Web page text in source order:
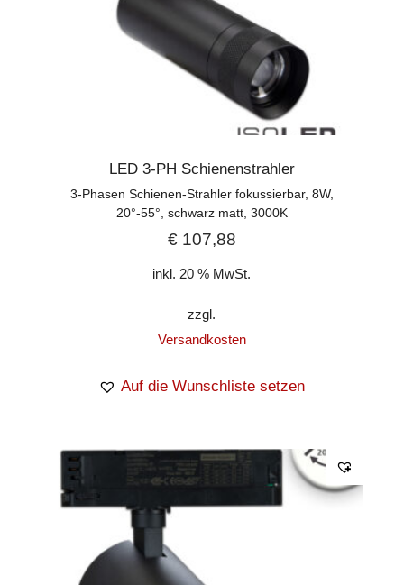
LED 3-PH Schienenstrahler
3-Phasen Schienen-Strahler fokussierbar, 8W,
20°-55°, schwarz matt, 3000K
€107,88
inkl. 20 % MwSt.
zzgl.
Versandkosten
Auf die Wunschliste setzen